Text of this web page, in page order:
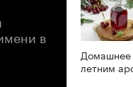
в
Домашнее
летним